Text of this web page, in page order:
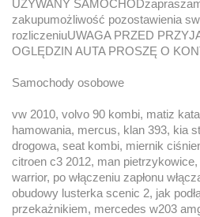
UŻYWANY
zakupumożliwość pozostawienia
rozliczeniuUWAGA PRZED
OGLĘDZIN AUTA PROSZĘ O
Samochody osobowe
vw 2010, volvo 90 kombi, matiz
hamowania, mercus, klan 393, kia
drogowa, seat kombi, miernik
citroen c3 2012, man
warrior, po włączeniu zapłonu
obudowy lusterka scenic 2, jak
przekażnikiem, mercedes w203